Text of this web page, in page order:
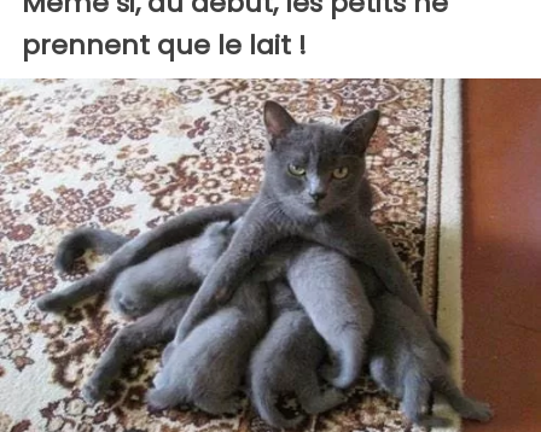
prennent que le lait !